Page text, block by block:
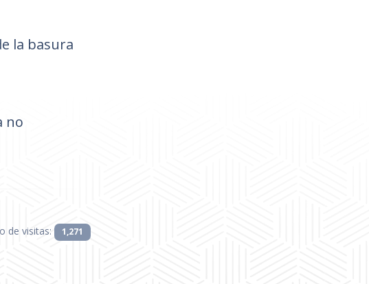
la basura
no
de visitas: 1,271